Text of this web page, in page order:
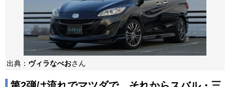
出典： ヴィラなべおさん